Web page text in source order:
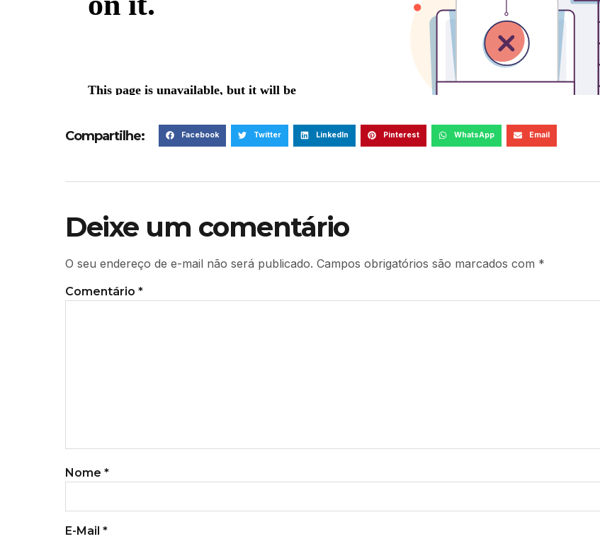
Compartilhe: Facebook Twitter LinkedIn Pinterest WhatsApp Email
Deixe um comentário
O seu endereço de e-mail não será publicado. Campos obrigatórios são marcados com *
Comentário *
Nome *
E-Mail *